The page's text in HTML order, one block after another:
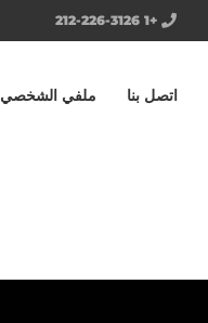
+1 212-226-3126
ملفي الشخصي اتصل بنا